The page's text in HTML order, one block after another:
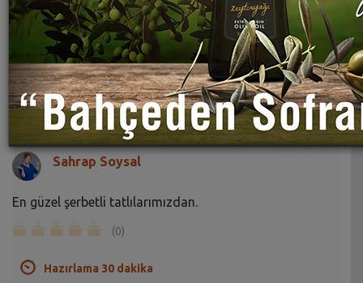
Kelle Tatlısı - Kesme Kadayıf Tarifi
Sahrap Soysal
En güzel şerbetli tatlılarımızdan.
(0)
Hazırlama 30 dakika